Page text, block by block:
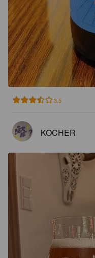
3.5
KOCHER